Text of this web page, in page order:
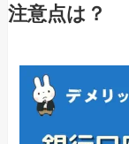
注意点は？